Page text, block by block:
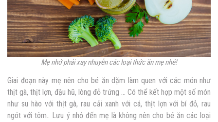
Mẹ nhớ phải xay nhuyễn các loại thức ăn mẹ nhé!
Giai đoạn này mẹ nên cho bé ăn dặm làm quen với các món như
thịt gà, thịt lợn, đậu hũ, lòng đỏ trứng … Có thể kết hợp một số món
như su hào với thịt gà, rau cải xanh với cá, thịt lợn với bí đỏ, rau
ngót với tôm.. Lưu ý nhỏ đến mẹ là không nên cho bé ăn các loại